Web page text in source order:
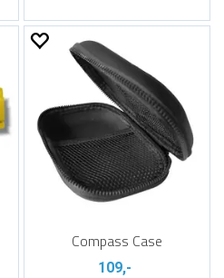
Compass Case
109,-